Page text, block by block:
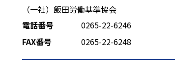
（一社）飯田労働基準協会
電話番号
0265-22-6246
FAX番号
0265-22-6248